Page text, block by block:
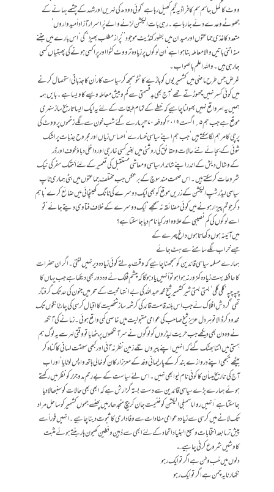
ووٹ کا کھل جا سم سم کا فراڈیہ گیم کھیل رہا ہے‘ کوئی دودھ کی نہریں اور شہد کے چشمے بہانے کے
جھوٹے وعدے دئے جا رہا ہے۔ رہی بات الیکشن لڑنے والے پُراسرار آزاد اُمیدواروں ‘
متعددکاغذی جماعتوں اور میدان میں بطور کنڈیٹ موجود ’’پُراز مطلب بھیڑ‘‘ کی‘ اس بارے میں جتنے
منہ اتنی باتیں والا معاملہ بناہواہے ‘ ان لوگوں پر زیادہ تر ووٹ کٹوا اور پراکسی ہونے کی پھبتیاں کسی
جارہی ہیں ۔ واللہ اعلم بالصواب۔
غرض جس طرح ماضی میں کشمیریوں کو باڑے کا ٹٹو سمجھ کر سیاست کار اُن کا جذباتی استحصال کر نے
میں کوئی کسر نہیں چھوڑتے تھے‘ آج بھی بد قسمتی سےکم وبیش معاملہ و یسے کاویسا ہے۔ بایں ہمہ
ہمیں یہ امرواقع نہیں بھولنا چاہیے کہ خطے کے تمام طبقات کے لئے یہ ایک ایسا تاریخ ساز سنہری
موقع ہے جب ہم۵؍ اگست ۲۰۱۹کو دفعہ ۳۷۰ پر مارے گئے شب خون سے لگے زخموں پر ووٹ کی
پرچی کا مرہم لگا سکتے ہیں ‘ جب ہم اپنے سیاسی خسارے ‘ احساس ِ زیاں اور مجروح جذبات پر اشک
شوئی کے بجائے نئے حالات وحقائق کی روشنی میں بغیر کسی خارجی اور داخلی دبا ؤخوف اور ڈر
کےوشال دیش کے اندر اپنے شاندار سیاسی ومعاشی مستقبل کی تعمیر کے لئے اَنتھک سفر کی نیک
شروعات کر سکتے ہیں۔ اس صحت مند سوچ کے برعکس جب مختلف جماعتوں میں بٹی ہماری ٹاپ
سیاسی لیڈرشپ الیکشن کے زریں موقع کو بھی ایک دوسرے کی ٹانگ کھینچائی میں ضائع کرے ‘ باہم
دگر جوتم پیزار ہونے میں کوئی مضائقہ نہ سمجھے‘ ایک دوسرے کے خلاف فتاویٰ دیتے جائے ‘ تو
اسے لوگوں کی کم نصیبی کے علاوہ اور کیا نام دیا جاسکتا ہے ؟
میں آئینہ ہوں دکھاتا ہوں داغ چہرے کے
جسے خراب لگے سامنے سے ہٹ جائے
ہمارے مسلمہ سیاسی قائدین کو سمجھنا چاہیے کہ وقت بدلتے کوئی زیادہ دیر نہیں لگتی ۔ اگر ان حضرات
کا حافظہ بہت زیادہ کمزور نہ ہواہو تو اُنہیں یاد ہوگا کہ چشم ِ فلک نے وہ دور بھی دیکھا ہے جب یہاں کا
چپہ چپہ ‘ گلی گلی‘ بستی بستی شیر کشمیر شیخ محمد عبداللہ کی بے انتہا محبت کے سحرمیں جنون کی حدتک گرفتار
تھی ‘گردش ِ افلاک نے جب اس بلند قامت قائد کی کرشمہ ساز شخصیت کا اقبال کرسی کی چار ٹانگوں تک
محدود کرڈالا توہردل عزیز شیخ صاحب کی عوامی مقبولیت میں خاصی کمی واقع ہوئی۔ زمانے کی آنکھ
نے وہ دن بھی دیکھے جب حریت لیڈروں کو لوگوں نے سر آنکھوں پر بٹھایا تو وقتی لہر سے یہ لوگ ہم
ہستی میں اتنا بھٹک گئے کہ انہیں اپنے پیروں تلے زمین نظر نہ آئی اور کبھی سبقت لسانی کا گناہ کر
بیٹھے ‘ کبھی اپنے دروازے بندکر کے پارلیمانی وفدکے معزز ارکان کو خالی ہاتھ واپس لوٹایا ‘ اور اب
آج کی تاریخ میںاُن کا کوئی نام لیوا بھی نہیں ۔ اس لئے سیاست کے بے رحم مدوجزر کو نظر میں رکھتے
ہوئے ہمارےبڑے سیاسی قائدین سے دست بستہ گزارش ہے کہ ابھی بھی حالات کو سنبھالا دیا
جاسکتا ہے ‘ انہیں رواںا سمبلی الیکشن کو غنیمت جان کر بیچ منجدھار میں پھنسے جموں کشمیر کو ساحل مراد
تک لانے میں کرسی سے زیادہ عوامی مفادات سے وفاداری کا ثبوت دینا چاہیے۔ انہیں فوراًسے
پیش تر مابعد انتخابات وسیع البنیاد اتحاد کے لئے ابھی سے ذہین وفطین کھیون ہار بنتے ہوئے مثبت
کاوشیں شروع کر نی چاہیے ؎
دلوں میں حُب ِ وطن ہے اگر تو ایک رہو
نکھارنا یہ چمن ہے اگر تو ایک رہو